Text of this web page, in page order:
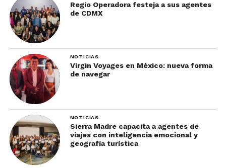
Regio Operadora festeja a sus agentes
de CDMX
NOTICIAS
Virgin Voyages en México: nueva forma
de navegar
NOTICIAS
Sierra Madre capacita a agentes de
viajes con inteligencia emocional y
geografía turística